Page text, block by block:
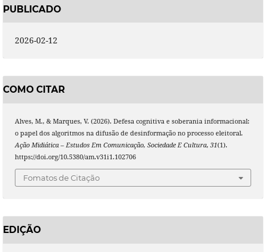
PUBLICADO
2026-02-12
COMO CITAR
Alves, M., & Marques, V. (2026). Defesa cognitiva e soberania informacional:
o papel dos algoritmos na difusão de desinformação no processo eleitoral.
Ação Midiática – Estudos Em Comunicação, Sociedade E Cultura, 31(1).
https://doi.org/10.5380/am.v31i1.102706
Fomatos de Citação
EDIÇÃO